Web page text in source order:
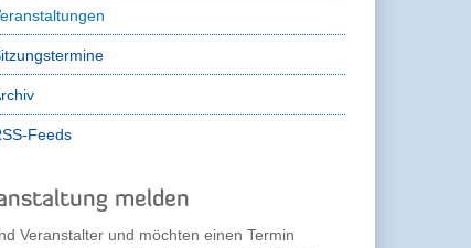
Feeds
melden
Veranstalter und möchten einen Termin